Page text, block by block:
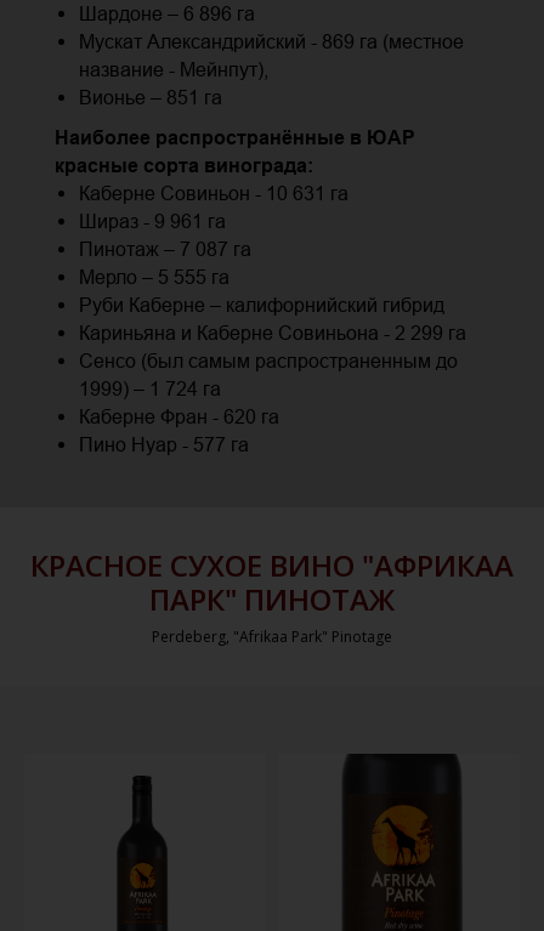
Шардоне – 6 896 га
Мускат Александрийский - 869 га (местное
название - Мейнпут),
Вионье – 851 га
Наиболее распространённые в ЮАР
красные сорта винограда:
Каберне Совиньон - 10 631 га
Шираз - 9 961 га
Пинотаж – 7 087 га
Мерло – 5 555 га
Руби Каберне – калифорнийский гибрид
Кариньяна и Каберне Совиньона - 2 299 га
Сенсо (был самым распространенным до
1999) – 1 724 га
Каберне Фран - 620 га
Пино Нуар - 577 га
КРАСНОЕ СУХОЕ ВИНО "АФРИКАА
ПАРК" ПИНОТАЖ
Perdeberg, "Afrikaa Park" Pinotage